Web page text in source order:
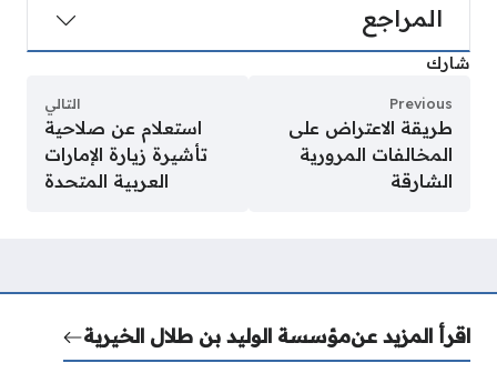
المراجع
شارك
Previous
طريقة الاعتراض على
المخالفات المرورية
الشارقة
التالي
استعلام عن صلاحية
تأشيرة زيارة الإمارات
العربية المتحدة
اقرأ المزيد عنمؤسسة الوليد بن طلال الخيرية